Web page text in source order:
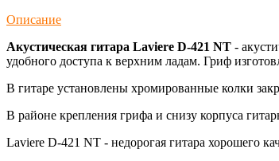
Описание
Акустическая гитара Laviere D-421 NT -
удобного доступа к верхним ладам. Гриф
В гитаре установлены хромированные колки
В районе крепления грифа и снизу корпуса
Laviere D-421 NT - недорогая гитара хорошего